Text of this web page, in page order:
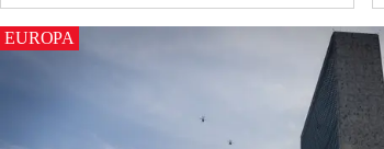
EUROPA